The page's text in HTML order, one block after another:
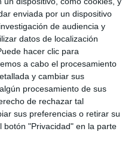
enviada por un dispositivo
de audiencia y
datos de localización
hacer clic para
a cabo el procesamiento
y cambiar sus
procesamiento de sus
de rechazar tal
sus preferencias o retirar su
botón "Privacidad" en la parte